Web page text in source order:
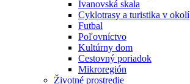
Ivanovská skala
Cyklotrasy a turistika v okolí
Futbal
Poľovníctvo
Kultúrny dom
Cestovný poriadok
Mikroregión
Životné prostredie